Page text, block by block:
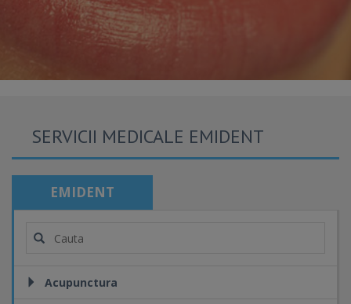
SERVICII MEDICALE EMIDENT
EMIDENT
Acupunctura